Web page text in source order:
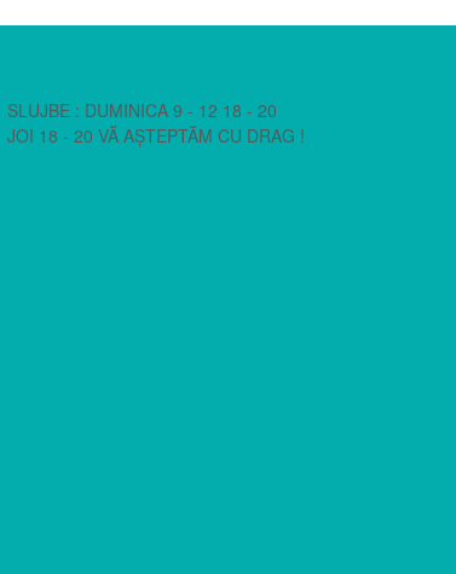
SLUJBE : DUMINICA 9 - 12 18 - 20
JOI 18 - 20 VĂ AȘTEPTĂM CU DRAG !